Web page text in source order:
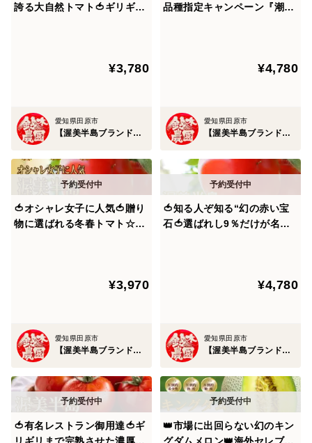
出額5年連続日本一を獲得した全国屈指の農業王国で
事実、この日本有数の境地である渥美半島の大自然ブラ
ンドトマトは渥美半島の潮風に乗った豊富なミネラルを
最大限享受した100年の伝統にふさわしい濃厚完熟大玉
トマト。
【高糖度を実現する太陽の恵み】×【ミネラル豊富な潮
では一体なぜここまで『桃太郎はるか』は多くの人を魅
了し続けているのでしょうか？3つの秘密を公開しま
す。
🍅渥美半島ブランドのヒミツ①🍅～日本トップクラスの
誇る大自然トマト🍅ギリギリ
結晶『渥美半島ブランド』
¥3,780
愛知県田原市
【渥美半島ブランド】鈴木農園
品種指定キャンペーン『潮風
【朝どれ】【冬ギフト】【2
¥4,780
愛知県田原市
【渥美半島ブランド】鈴木農園
🍅オシャレ女子に人気🍅贈り
物に選ばれる冬春トマト☆品
ト・ご褒美に】【1月上旬予
¥3,970
愛知県田原市
【渥美半島ブランド】鈴木農園
🍅知る人ぞ知る“幻の赤い宝
石🍅選ばれし9％だけが名乗
ト🍅お試約1㎏【朝どれ】【3
¥4,780
愛知県田原市
【渥美半島ブランド】鈴木農園
🍅有名レストラン御用達🍅ギ
リギリまで完熟させた濃厚大
👑市場に出回らない幻のキン
グダムメロン👑海外セレブが